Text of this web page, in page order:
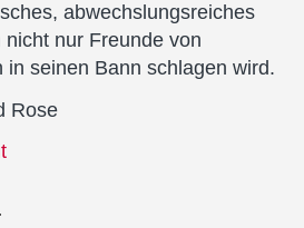
abwechslungsreiches
nur Freunde von
in seinen Bann schlagen wird.
Rose